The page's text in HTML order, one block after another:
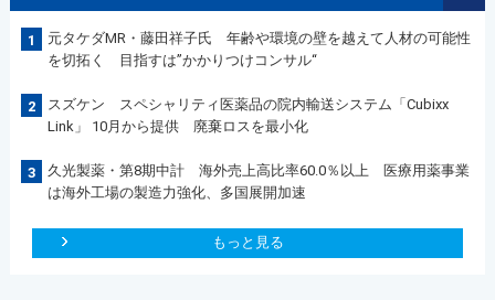
1
元タケダMR・藤田祥子氏 年齢や環境の壁を越えて人材の可能性
を切拓く 目指すは”かかりつけコンサル“
2
スズケン スペシャリティ医薬品の院内輸送システム「Cubixx
Link」 10月から提供 廃棄ロスを最小化
3
久光製薬・第8期中計 海外売上高比率60.0％以上 医療用薬事業
は海外工場の製造力強化、多国展開加速
もっと見る